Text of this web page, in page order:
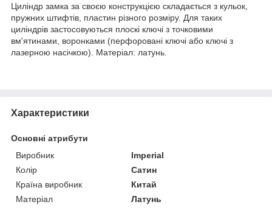
Циліндр замка за своєю конструкцією складається з кульок,
пружних штифтів, пластин різного розміру. Для таких
циліндрів застосовуються плоскі ключі з точковими
вм'ятинами, воронками (перфоровані ключі або ключі з
лазерною насічкою). Матеріал: латунь.
Характеристики
Основні атрибути
Виробник
Imperial
Колір
Сатин
Країна виробник
Китай
Матеріал
Латунь